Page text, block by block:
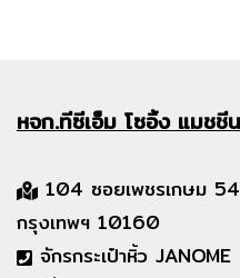
หจก.ทีซีเอ็มโซอิ้ง แมชชีน
104 ซอยเพชรเกษม
กรุงเทพฯ 10160
จักรกระเป๋าหิ้ว